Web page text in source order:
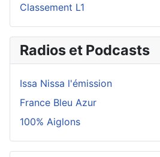
Classement L1
Radios et Podcasts
Issa Nissa l'émission
France Bleu Azur
100% Aiglons